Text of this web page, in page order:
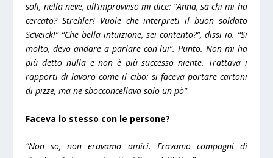
soli, nella neve, all’improvviso mi dice: “Anna, sa chi mi ha
cercato? Strehler! Vuole che interpreti il buon soldato
Sc’veick!” “Che bella intuizione, sei contento?”, dissi io. “Si
molto, devo andare a parlare con lui”. Punto. Non mi ha
più detto nulla e non è più successo niente. Trattava i
rapporti di lavoro come il cibo: si faceva portare cartoni
di pizze, ma ne sbocconcellava solo un pò”
Faceva lo stesso con le persone?
“Non so, non eravamo amici. Eravamo compagni di